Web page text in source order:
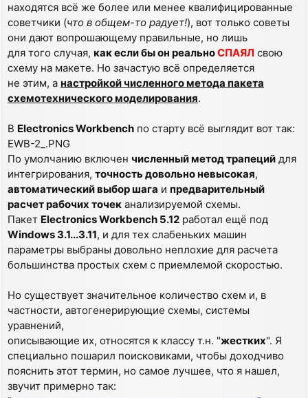
находятся всё же более или менее квалифицированные
советчики (что в общем-то радует!), вот только советы
они дают вопрошающему правильные, но лишь
для того случая, как если бы он реальноСПАЯЛ свою
схему на макете. Но зачастую всё определяется
не этим, а настройкой численного метода пакета
схемотехнического моделирования.
В Electronics Workbench по старту всё выглядит вот так:
EWB-2_.PNG
По умолчанию включен численный метод трапеций для
интегрирования, точность довольно невысокая,
автоматический выбор шага и предварительный
расчет рабочих точек анализируемой схемы.
Пакет Electronics Workbench 5.12 работал ещё под
Windows 3.1...3.11, и для тех слабеньких машин
параметры выбраны довольно неплохие для расчета
большинства простых схем с приемлемой скоростью.
Но существует значительное количество схем и, в
частности, автогенерирующие схемы, системы
уравнений,
описывающие их, относятся к классу т.н. "жестких". Я
специально пошарил поисковиками, чтобы доходчиво
пояснить этот термин, но самое лучшее, что я нашел,
звучит примерно так: